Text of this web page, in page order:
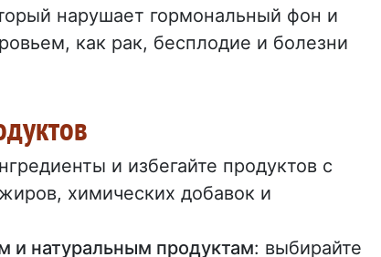
нарушает гормональный фон и
как рак, бесплодие и болезни
и избегайте продуктов с
химических добавок и
и натуральным продуктам: выбирайте